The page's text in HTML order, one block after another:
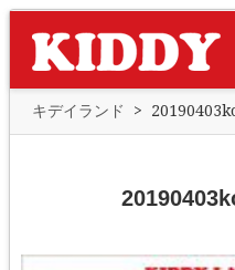
キデイランド >